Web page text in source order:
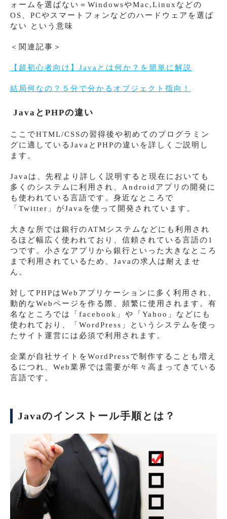
ォームを選ばない＝WindowsやMac,Linuxなどの
OS、PCやスマートフォンなどのハードウェアを選ば
ない という意味
＜関連記事＞
【超初心者向け】Javaとは何か？を簡単に解説
結局何なの？５分で分かるオブジェクト指向！
JavaとPHPの違い
ここでHTML/CSSの習得後や初めてのプログラミン
グに適しているJavaとPHPの違いを詳しくご説明し
ます。
Javaは、先程より詳しく説明すると現在においても
多くのシステムに利用され、Androidアプリの開発に
も使われている言語です。身近なところで
「Twitter」がJavaを使って開発されています。
大きな所では銀行のATMシステムなどにも利用され
るほど幅広く使われており、信頼されている言語の1
つです。小さなアプリから銀行といった大きなところ
まで利用されているため、Javaの求人は耐えませ
ん。
対してPHPはWebアプリケーションに多く利用され、
動的なWebページを作る際、頻繁に使用されます。有
名なところでは「facebook」や「Yahoo」などにも
使われており、「WordPress」というシステムを使っ
たサイト運営には必須で利用されます。
企業が自社サイトをWordPressで制作することも増え
るにつれ、Web業界では需要が年々高まってきている
言語です。
Javaのインストール手順とは？